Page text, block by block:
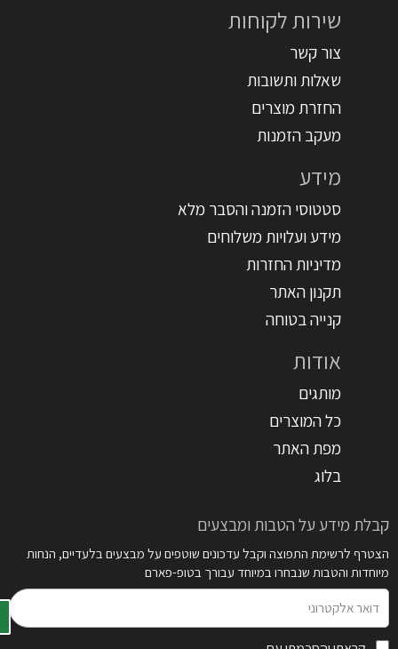
שירות לקוחות
צור קשר
שאלות ותשובות
החזרת מוצרים
מעקב הזמנות
מידע
סטטוסי הזמנה והסבר מלא
מידע ועלויות משלוחים
מדיניות החזרות
תקנון האתר
קנייה בטוחה
אודות
מותגים
כל המוצרים
מפת האתר
בלוג
קבלת מידע על הטבות ומבצעים
הצטרף לרשימת התפוצה וקבל עדכונים שוטפים על מבצעים בלעדיים, הנחות
מיוחדות והטבות שנבחרו במיוחד עבורך בטופ-פארם
אלקטרוני